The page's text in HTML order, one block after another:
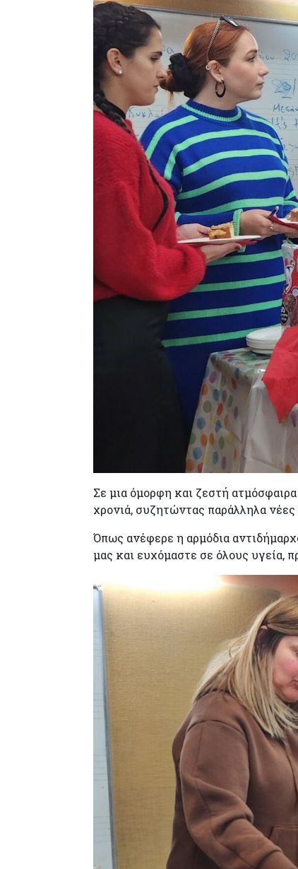
Σε μια όμορφη και ζεστή
χρονιά, συζητώντας παράλληλα
Όπως ανέφερε η αρμόδια
μας και ευχόμαστε σε όλους υγεία,